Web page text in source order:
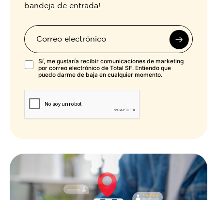
bandeja de entrada!
Sí, me gustaría recibir comunicaciones de marketing
por correo electrónico de Total SF. Entiendo que
puedo darme de baja en cualquier momento.